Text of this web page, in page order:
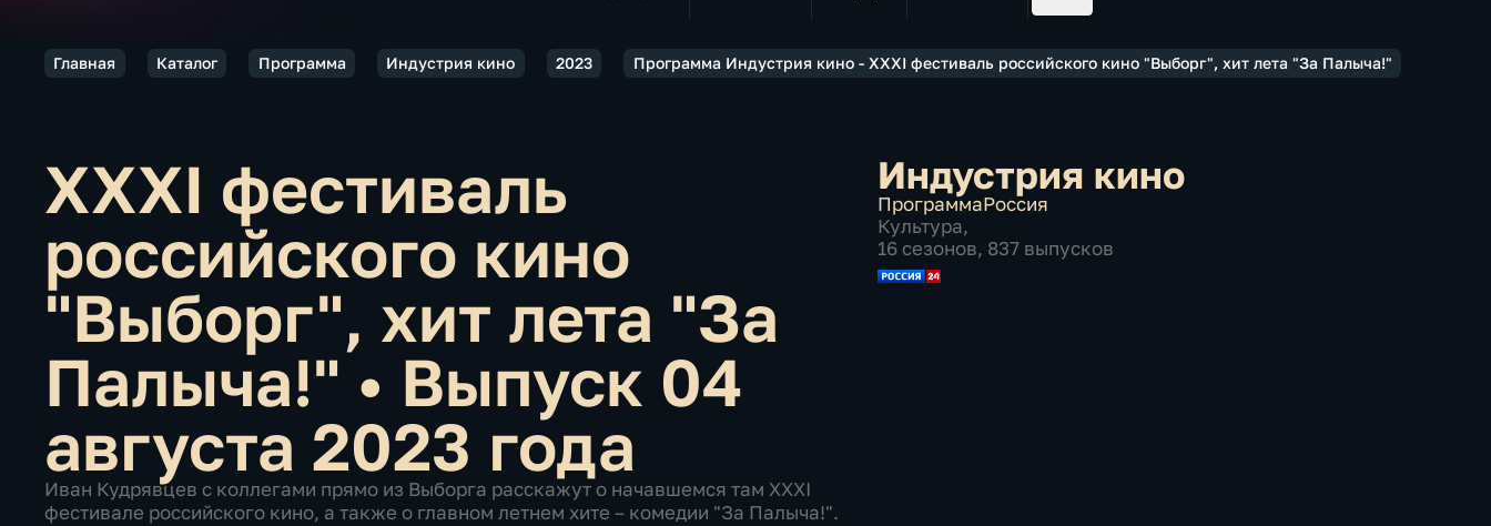
Главная Каталог Программа Индустрия кино 2023 Программа Индустрия кино - XXXI фестиваль российского кино "Выборг", хит лета "За Палыча!"
XXXI фестиваль
российского кино
"Выборг", хит лета "За
Палыча!" • Выпуск 04
августа 2023 года
Иван Кудрявцев с коллегами прямо из Выборга расскажут о начавшемся там XXXI
фестивале российского кино, а также о главном летнем хите – комедии "За Палыча!".
Индустрия кино
ПрограммаРоссия
Культура,
16 сезонов, 837 выпусков